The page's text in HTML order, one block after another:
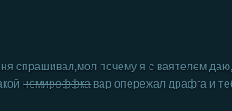
спрашивал,мол почему я с ваятелем
немироффкавар опережал драфга и